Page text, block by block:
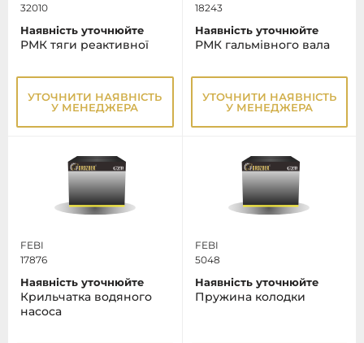
32010
Наявність уточнюйте
РМК тяги реактивної
УТОЧНИТИ НАЯВНІСТЬ
У МЕНЕДЖЕРА
18243
Наявність уточнюйте
РМК гальмівного вала
УТОЧНИТИ НАЯВНІСТЬ
У МЕНЕДЖЕРА
FEBI
17876
Наявність уточнюйте
Крильчатка водяного
насоса
FEBI
5048
Наявність уточнюйте
Пружина колодки